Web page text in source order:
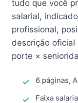
tudo que você
salarial,
profissional,
descrição oficial
porte ×
6 páginas,
Faixa